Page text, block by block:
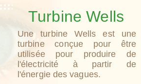
Turbine Wells
Une turbine Wells est une
turbine conçue pour être
utilisée pour produire de
l'électricité à partir de
l'énergie des vagues.